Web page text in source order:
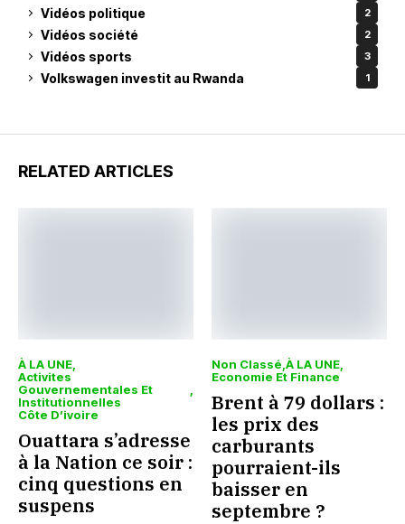
Vidéos politique 2
Vidéos société 2
Vidéos sports 3
Volkswagen investit au Rwanda 1
RELATED ARTICLES
À LA UNE
Activites
Gouvernementales Et
Institutionnelles
Côte D’ivoire
Ouattara s’adresse
à la Nation ce soir :
cinq questions en
suspens
Non Classé À LA UNE
Economie Et Finance
Brent à 79 dollars :
les prix des
carburants
pourraient-ils
baisser en
septembre ?